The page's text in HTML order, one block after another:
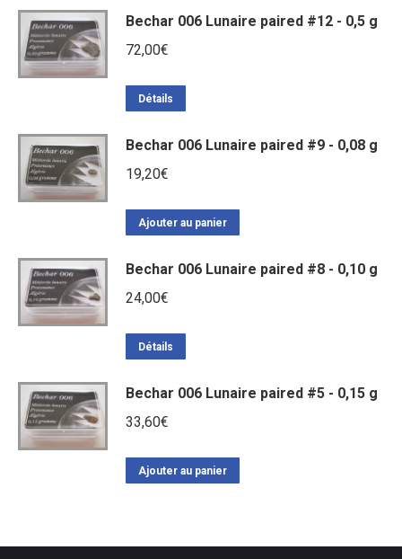
Bechar 006 Lunaire paired #12 - 0,5 g
72,00€
Détails
Bechar 006 Lunaire paired #9 - 0,08 g
19,20€
Ajouter au panier
Bechar 006 Lunaire paired #8 - 0,10 g
24,00€
Détails
Bechar 006 Lunaire paired #5 - 0,15 g
33,60€
Ajouter au panier